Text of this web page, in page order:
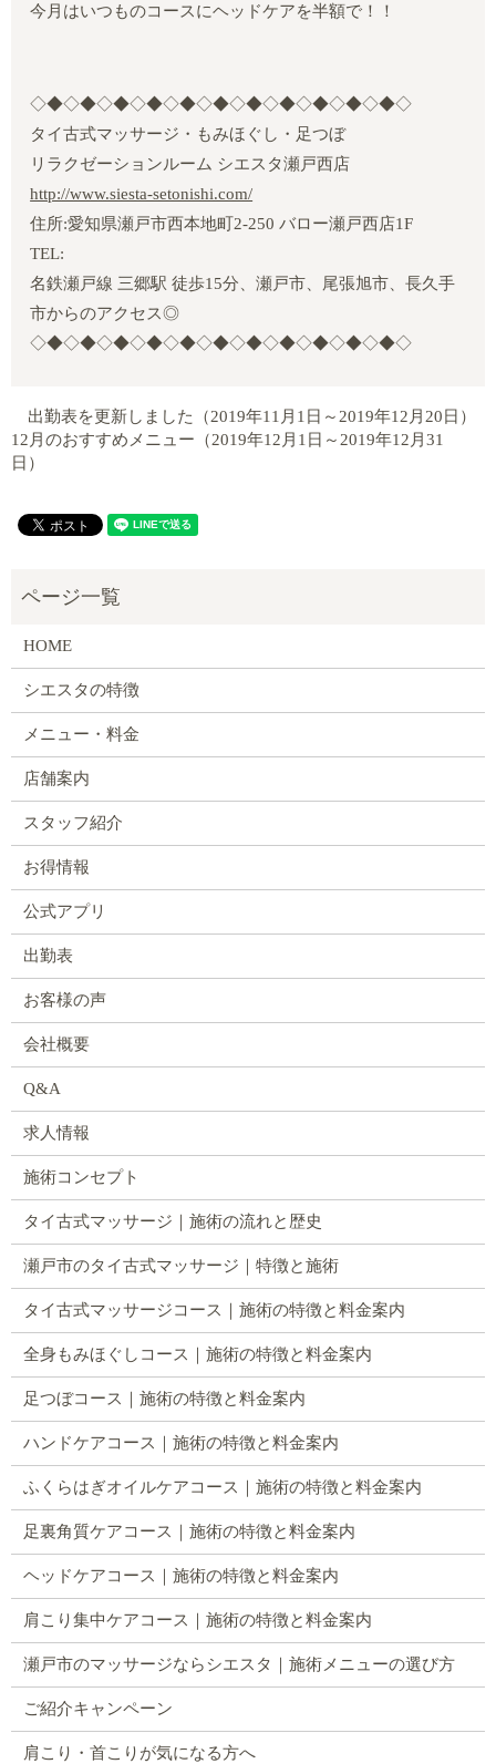
今月はいつものコースにヘッドケアを半額で！！
◇◆◇◆◇◆◇◆◇◆◇◆◇◆◇◆◇◆◇◆◇◆◇
タイ古式マッサージ・もみほぐし・足つぼ
リラクゼーションルーム シエスタ瀬戸西店
http://www.siesta-setonishi.com/
住所:愛知県瀬戸市西本地町2‐250 バロー瀬戸西店1F
TEL:
名鉄瀬戸線 三郷駅 徒歩15分、瀬戸市、尾張旭市、長久手
市からのアクセス◎
◇◆◇◆◇◆◇◆◇◆◇◆◇◆◇◆◇◆◇◆◇◆◇
出勤表を更新しました（2019年11月1日～2019年12月20日）
12月のおすすめメニュー（2019年12月1日～2019年12月31
日）
HOME
シエスタの特徴
メニュー・料金
店舗案内
スタッフ紹介
お得情報
公式アプリ
出勤表
お客様の声
会社概要
Q&A
求人情報
施術コンセプト
タイ古式マッサージ｜施術の流れと歴史
瀬戸市のタイ古式マッサージ｜特徴と施術
タイ古式マッサージコース｜施術の特徴と料金案内
全身もみほぐしコース｜施術の特徴と料金案内
足つぼコース｜施術の特徴と料金案内
ハンドケアコース｜施術の特徴と料金案内
ふくらはぎオイルケアコース｜施術の特徴と料金案内
足裏角質ケアコース｜施術の特徴と料金案内
ヘッドケアコース｜施術の特徴と料金案内
肩こり集中ケアコース｜施術の特徴と料金案内
瀬戸市のマッサージならシエスタ｜施術メニューの選び方
ご紹介キャンペーン
肩こり・首こりが気になる方へ